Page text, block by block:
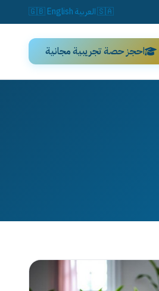
🇸🇦العربية 🇬🇧English
احجز حصة تجريبية مجانية